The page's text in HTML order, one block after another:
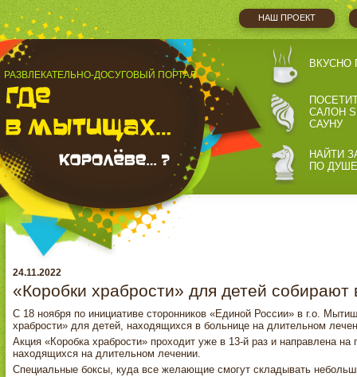
НАШ ПРОЕКТ
РАЗВЛЕКАТЕЛЬНО-ДОСУГОВЫЙ ПОРТАЛ
ВКУСНО
САЛОН
САУНУ
НАЙТИ
ПО ДУШЕ
24.11.2022
«Коробки храбрости» для детей
С 18 ноября по инициативе сторонников «Единой России» в г.о.
храбрости» для детей, находящихся в больнице на длительном
Акция «Коробка храбрости» проходит уже в 13-й раз и направлена
находящихся на длительном лечении.
Специальные боксы, куда все желающие смогут складывать